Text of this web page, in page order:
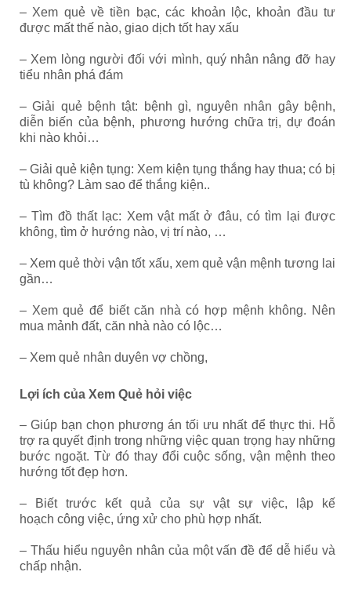
– Xem quẻ về tiền bạc, các khoản lộc, khoản đầu tư
được mất thế nào, giao dịch tốt hay xấu
– Xem lòng người đối với mình, quý nhân nâng đỡ hay
tiểu nhân phá đám
– Giải quẻ bệnh tật: bệnh gì, nguyên nhân gây bệnh,
diễn biến của bệnh, phương hướng chữa trị, dự đoán
khi nào khỏi…
– Giải quẻ kiện tụng: Xem kiện tụng thắng hay thua; có bị
tù không? Làm sao để thắng kiện..
– Tìm đồ thất lạc: Xem vật mất ở đâu, có tìm lại được
không, tìm ở hướng nào, vị trí nào, …
– Xem quẻ thời vận tốt xấu, xem quẻ vận mệnh tương lai
gần…
– Xem quẻ để biết căn nhà có hợp mệnh không. Nên
mua mảnh đất, căn nhà nào có lộc…
– Xem quẻ nhân duyên vợ chồng,
Lợi ích của Xem Quẻ hỏi việc
– Giúp bạn chọn phương án tối ưu nhất để thực thi. Hỗ
trợ ra quyết định trong những việc quan trọng hay những
bước ngoặt. Từ đó thay đổi cuộc sống, vận mệnh theo
hướng tốt đẹp hơn.
– Biết trước kết quả của sự vật sự việc, lập kế
hoạch công việc, ứng xử cho phù hợp nhất.
– Thấu hiểu nguyên nhân của một vấn đề để dễ hiểu và
chấp nhận.